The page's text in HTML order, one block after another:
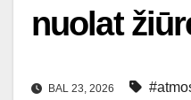
nuolat
BAL 23, 2026